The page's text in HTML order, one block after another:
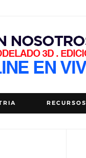
RECURSOS